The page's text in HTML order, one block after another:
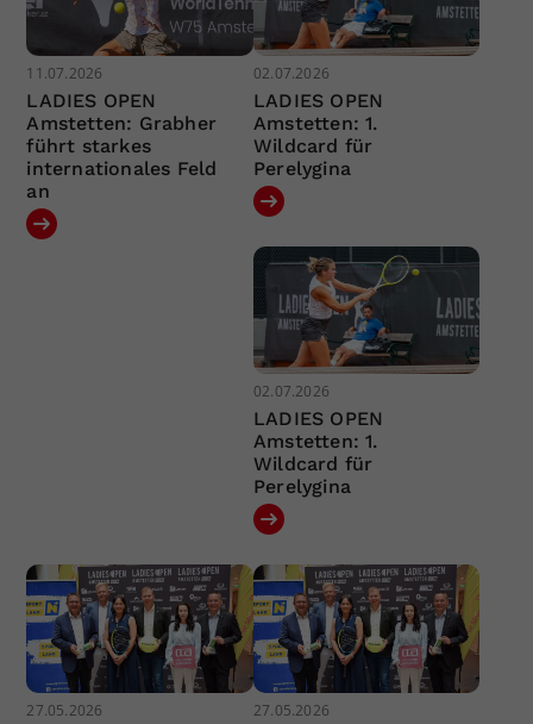
11.07.2026
LADIES OPEN
Amstetten: Grabher
führt starkes
internationales Feld
an
02.07.2026
LADIES OPEN
Amstetten: 1.
Wildcard für
Perelygina
02.07.2026
LADIES OPEN
Amstetten: 1.
Wildcard für
Perelygina
27.05.2026 27.05.2026